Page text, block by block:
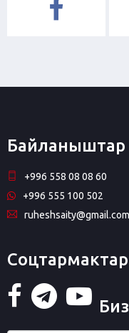
Байланыштар
+996 558 08 08 60
+996 555 100 502
ruheshsaity@gmail.com
Соцтармактар